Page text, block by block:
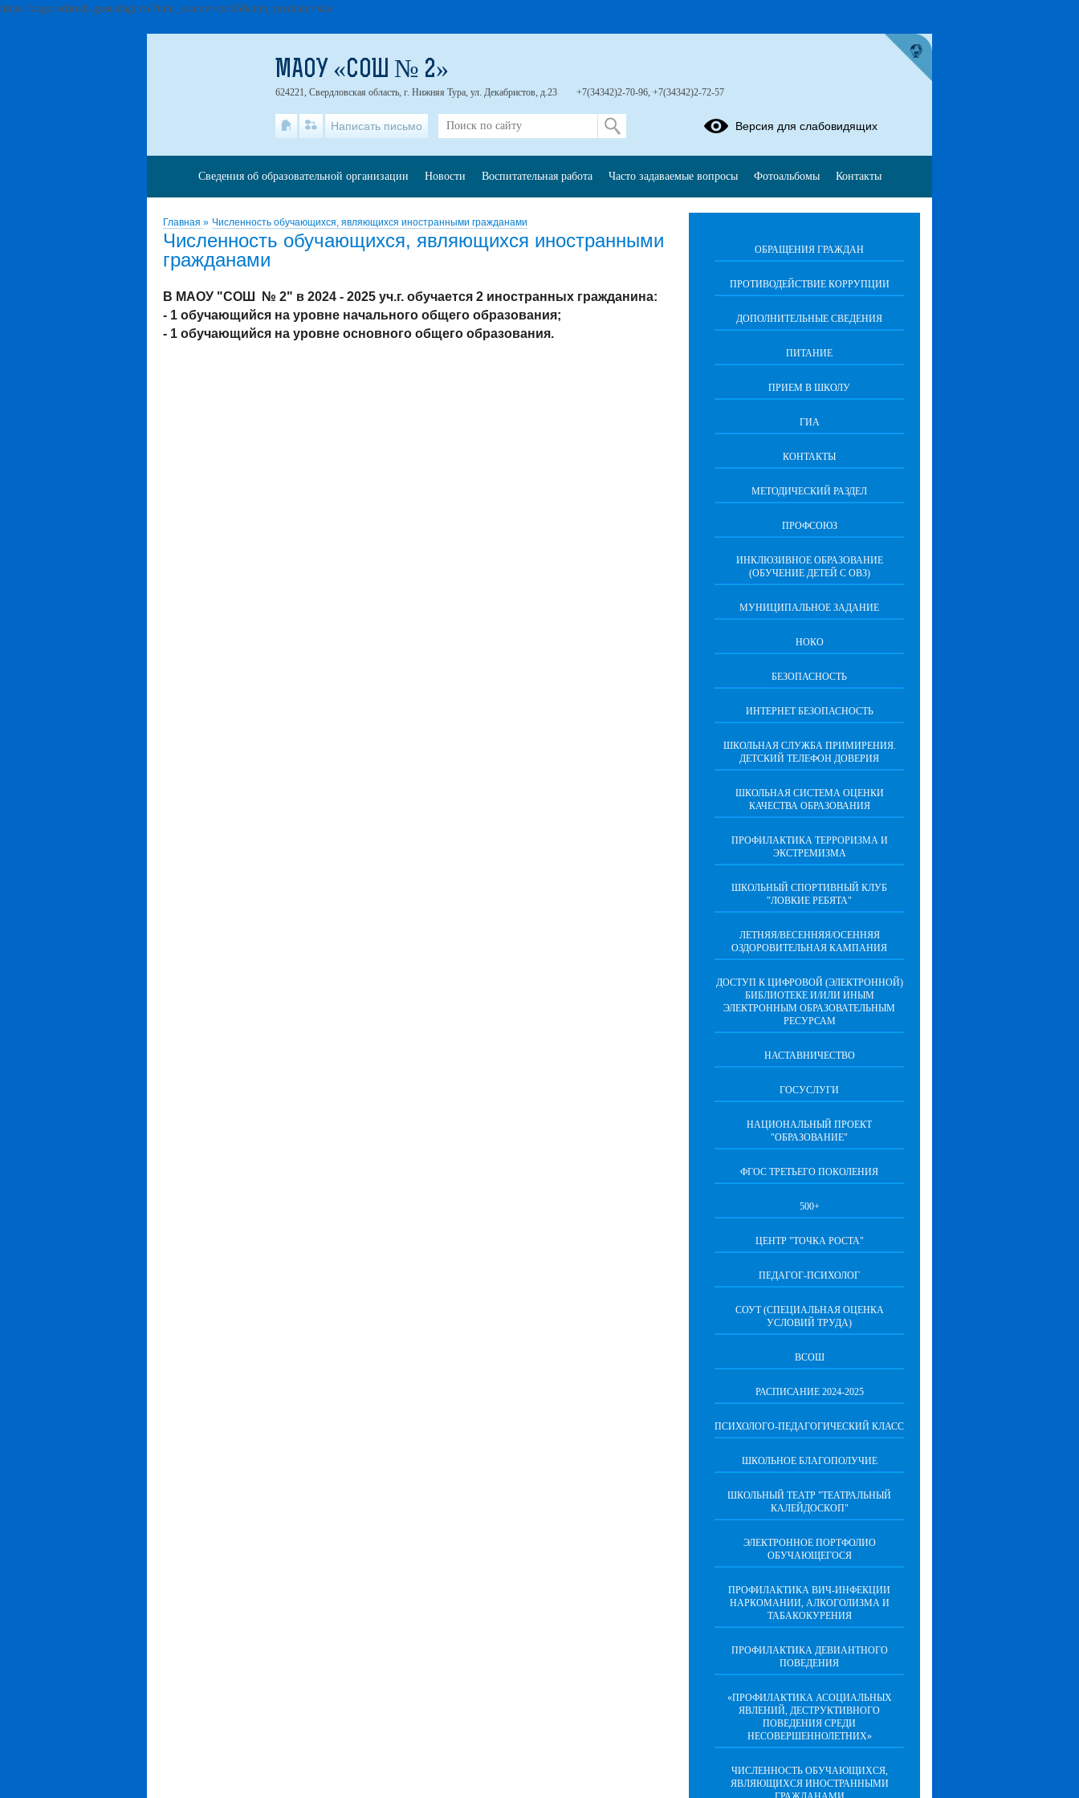
https://zagorodsreda.gosuslugi.ru/?utm_source=cur66&utm_medium=site
Главная » Численность обучающихся, являющихся иностранными гражданами
Численность обучающихся, являющихся иностранными
гражданами
В МАОУ "СОШ № 2" в 2024 - 2025 уч.г. обучается 2 иностранных гражданина:
- 1 обучающийся на уровне начального общего образования;
- 1 обучающийся на уровне основного общего образования.
ОБРАЩЕНИЯ ГРАЖДАН
ПРОТИВОДЕЙСТВИЕ КОРРУПЦИИ
ДОПОЛНИТЕЛЬНЫЕ СВЕДЕНИЯ
ПИТАНИЕ
ПРИЕМ В ШКОЛУ
ГИА
КОНТАКТЫ
МЕТОДИЧЕСКИЙ РАЗДЕЛ
ПРОФСОЮЗ
ИНКЛЮЗИВНОЕ ОБРАЗОВАНИЕ
(ОБУЧЕНИЕ ДЕТЕЙ С ОВЗ)
МУНИЦИПАЛЬНОЕ ЗАДАНИЕ
НОКО
БЕЗОПАСНОСТЬ
ИНТЕРНЕТ БЕЗОПАСНОСТЬ
ШКОЛЬНАЯ СЛУЖБА ПРИМИРЕНИЯ.
ДЕТСКИЙ ТЕЛЕФОН ДОВЕРИЯ
ШКОЛЬНАЯ СИСТЕМА ОЦЕНКИ
КАЧЕСТВА ОБРАЗОВАНИЯ
ПРОФИЛАКТИКА ТЕРРОРИЗМА И
ЭКСТРЕМИЗМА
ШКОЛЬНЫЙ СПОРТИВНЫЙ КЛУБ
"ЛОВКИЕ РЕБЯТА"
ЛЕТНЯЯ/ВЕСЕННЯЯ/ОСЕННЯЯ
ОЗДОРОВИТЕЛЬНАЯ КАМПАНИЯ
ДОСТУП К ЦИФРОВОЙ (ЭЛЕКТРОННОЙ)
БИБЛИОТЕКЕ И/ИЛИ ИНЫМ
ЭЛЕКТРОННЫМ ОБРАЗОВАТЕЛЬНЫМ
РЕСУРСАМ
НАСТАВНИЧЕСТВО
ГОСУСЛУГИ
НАЦИОНАЛЬНЫЙ ПРОЕКТ
"ОБРАЗОВАНИЕ"
ФГОС ТРЕТЬЕГО ПОКОЛЕНИЯ
500+
ЦЕНТР "ТОЧКА РОСТА"
ПЕДАГОГ-ПСИХОЛОГ
СОУТ (СПЕЦИАЛЬНАЯ ОЦЕНКА
УСЛОВИЙ ТРУДА)
ВСОШ
РАСПИСАНИЕ 2024-2025
ПСИХОЛОГО-ПЕДАГОГИЧЕСКИЙ КЛАСС
ШКОЛЬНОЕ БЛАГОПОЛУЧИЕ
ШКОЛЬНЫЙ ТЕАТР "ТЕАТРАЛЬНЫЙ
КАЛЕЙДОСКОП"
ЭЛЕКТРОННОЕ ПОРТФОЛИО
ОБУЧАЮЩЕГОСЯ
ПРОФИЛАКТИКА ВИЧ-ИНФЕКЦИИ
НАРКОМАНИИ, АЛКОГОЛИЗМА И
ТАБАКОКУРЕНИЯ
ПРОФИЛАКТИКА ДЕВИАНТНОГО
ПОВЕДЕНИЯ
«ПРОФИЛАКТИКА АСОЦИАЛЬНЫХ
ЯВЛЕНИЙ, ДЕСТРУКТИВНОГО
ПОВЕДЕНИЯ СРЕДИ
НЕСОВЕРШЕННОЛЕТНИХ»
ЧИСЛЕННОСТЬ ОБУЧАЮЩИХСЯ,
ЯВЛЯЮЩИХСЯ ИНОСТРАННЫМИ
МАОУ «СОШ № 2»
624221, Свердловская область, г. Нижняя Тура, ул. Декабристов, д.23 +7(34342)2-70-96, +7(34342)2-72-57
Написать письмо Версия для слабовидящих
Сведения об образовательной организации Новости Воспитательная работа Часто задаваемые вопросы Фотоальбомы Контакты